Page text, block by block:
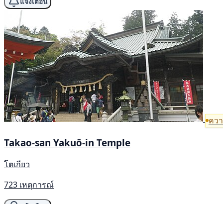
แจ้งเตือน
คว
Takao-san Yakuō-in Temple
โตเกียว
723 เหตุการณ์